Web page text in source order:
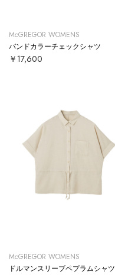
McGREGOR WOMENS
バンドカラーチェックシャツ
￥17,600
McGREGOR WOMENS
ドルマンスリーブペプラムシャツ